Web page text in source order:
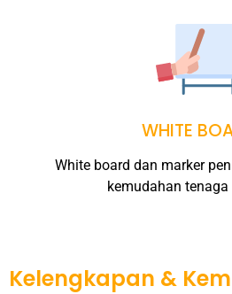
WHITE
White board dan marker
kemudahan tenaga
Kelengkapan &